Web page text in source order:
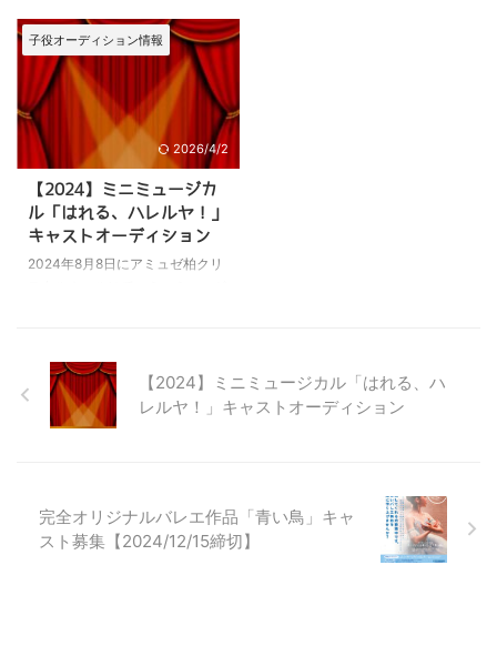
illume（スタジオルーチェ イリュ
ーム）」が2025年5月30日、大
阪府上本町にオープンしました。
こちらのスタジオのイメージモデ
ルになってくれるお子様をオーデ
ィションにて募集しています。
こちらの記事では、 『illume
Kids Model Audition 2025』の概
要 出演者オーディション情報 応
募の流れ などについて詳しくご
紹介しています。 モデル・俳
優・タレント活動をしてみたい！
子役オーディション情報
2026/4/2
【2024】ミニミュージカ
ル「はれる、ハレルヤ！」
キャストオーディション
2024年8月8日にアミュゼ柏クリ
います。 こちらの記事では、 ミ
ニミュージカル「はれる、ハレル
ヤ！」オーディションについて
トリーフォーム ◆募集内容 2024
年8月8日にアミュゼ柏クリスタ
ルホールにて、ミニミュージカル
【2024】ミニミュージカル「はれる、ハ
レルヤ！」キャストオーディション
完全オリジナルバレエ作品「青い鳥」キャ
スト募集【2024/12/15締切】